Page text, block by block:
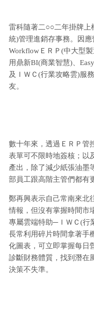
雷科隨著二○○二年掛牌上
統)管理進銷存事務。因
WorkflowＥＲＰ(中大型
用鼎新BI(商業智慧)、
及ＩＷＣ(行業攻略雲)服
友。
數十年來，透過ＥＲＰ管
表單可不限時地簽核；以
產出，除了減少紙張油墨
部員工跟高階主管們都有
鄭再興表示自己常南來北
情報，但沒有掌握時間市
專屬雲端特助─ＩＷＣ(行
長常利用碎片時間拿著手
化圖表，可立即掌握每日
診斷財務體質，找到潛在
決策不失準。